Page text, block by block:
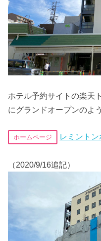
ホテル予約サイトの楽天
にグランドオープンのよ
ホームページ レミントン
（2020/9/16追記）